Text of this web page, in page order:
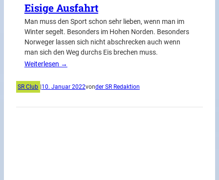
Eisige Ausfahrt
Man muss den Sport schon sehr lieben, wenn man im
Winter segelt. Besonders im Hohen Norden. Besonders
Norweger lassen sich nicht abschrecken auch wenn
man sich den Weg durchs Eis brechen muss.
Weiterlesen →
SR Club 10. Januar 2022vonder SR Redaktion